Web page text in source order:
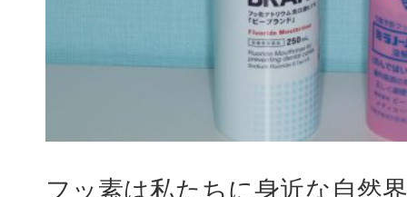
フッ素は私たちに身近な自然